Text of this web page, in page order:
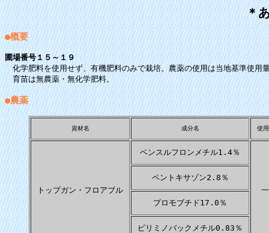
＊
●概要
圃場番号１５～１９
化学肥料を使用せず、有機肥料のみで栽培。農薬の使用は当地基準使用
育苗は無農薬・無化学肥料。
●農薬
資材名 成分名 使
トップガン・フロアブル
ベンスルフロンメチル1.4％
ペントキサゾン2.8％
プロモブチド17.0％
ピリミノバックメチル0.83％